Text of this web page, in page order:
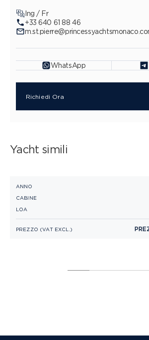
Ing / Fr
+33 640 61 88 46
WhatsApp
Richiedi Ora
Yacht simili
PRINCESS F45
PREZZO (VAT EXCL.)
ANNO
CABINE
LOA